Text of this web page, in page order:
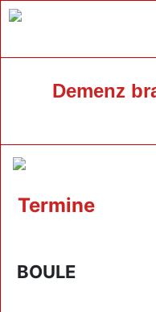
Demenz
Termine
BOULE